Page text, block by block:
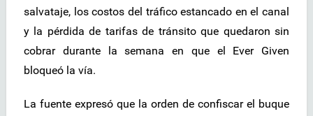
salvataje, los costos del tráfico estancado en el canal
y la pérdida de tarifas de tránsito que quedaron sin
cobrar durante la semana en que el Ever Given
bloqueó la vía.
La fuente expresó que la orden de confiscar el buque